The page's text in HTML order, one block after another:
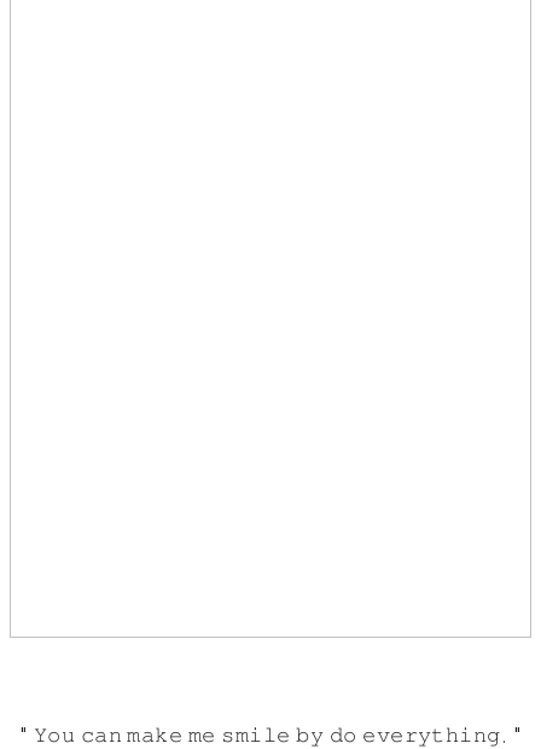
" 𝚈𝚘𝚞 𝚌𝚊𝚗 𝚖𝚊𝚔𝚎 𝚖𝚎 𝚜𝚖𝚒𝚕𝚎 𝚋𝚢 𝚍𝚘 𝚎𝚟𝚎𝚛𝚢𝚝𝚑𝚒𝚗𝚐. "